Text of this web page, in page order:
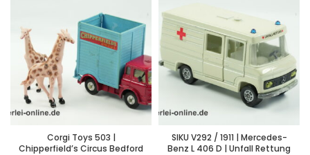
Corgi Toys 503 |
Chipperfield’s Circus Bedford
SIKU V292 / 1911 | Mercedes-
Benz L 406 D | Unfall Rettung